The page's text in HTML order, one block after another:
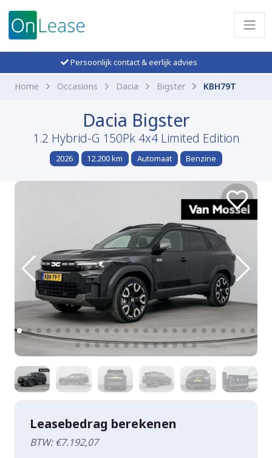
Persoonlijk contact & eerlijk advies
Home Occasions Dacia Bigster KBH79T
Dacia Bigster
1.2 Hybrid-G 150Pk 4x4 Limited Edition
2026 12.200 km Automaat Benzine
Leasebedrag berekenen
BTW: €7.192,07